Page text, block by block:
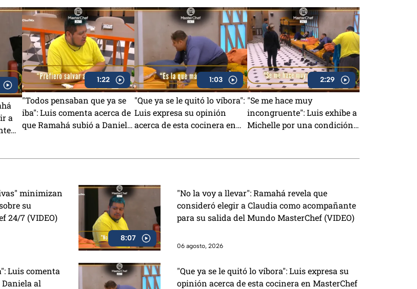
a
1:22
"Todos pensaban que ya se
iba": Luis comenta acerca de
que Ramahá subió a Daniela
1:03
"Que ya se le quitó lo víbora":
Luis expresa su opinión
acerca de esta cocinera en
2:29
"Se me hace muy
incongruente": Luis exhibe a
Michelle por una condición
minimizan
su
24/7 (VIDEO)
8:07
"No la voy a llevar": Ramahá revela que
consideró elegir a Claudia como acompañante
para su salida del Mundo MasterChef (VIDEO)
06 agosto, 2026
Luis comenta
Daniela al
"Que ya se le quitó lo víbora": Luis expresa su
opinión acerca de esta cocinera en MasterChef